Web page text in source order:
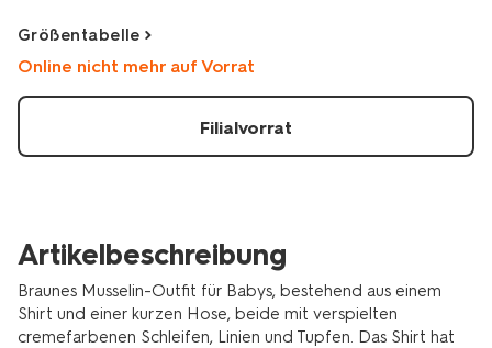
abstrakt-
33091470BROWN.html
Größentabelle
Online nicht mehr auf Vorrat
Filialvorrat
Artikelbeschreibung
Braunes Musselin-Outfit für Babys, bestehend aus einem
Shirt und einer kurzen Hose, beide mit verspielten
cremefarbenen Schleifen, Linien und Tupfen. Das Shirt hat